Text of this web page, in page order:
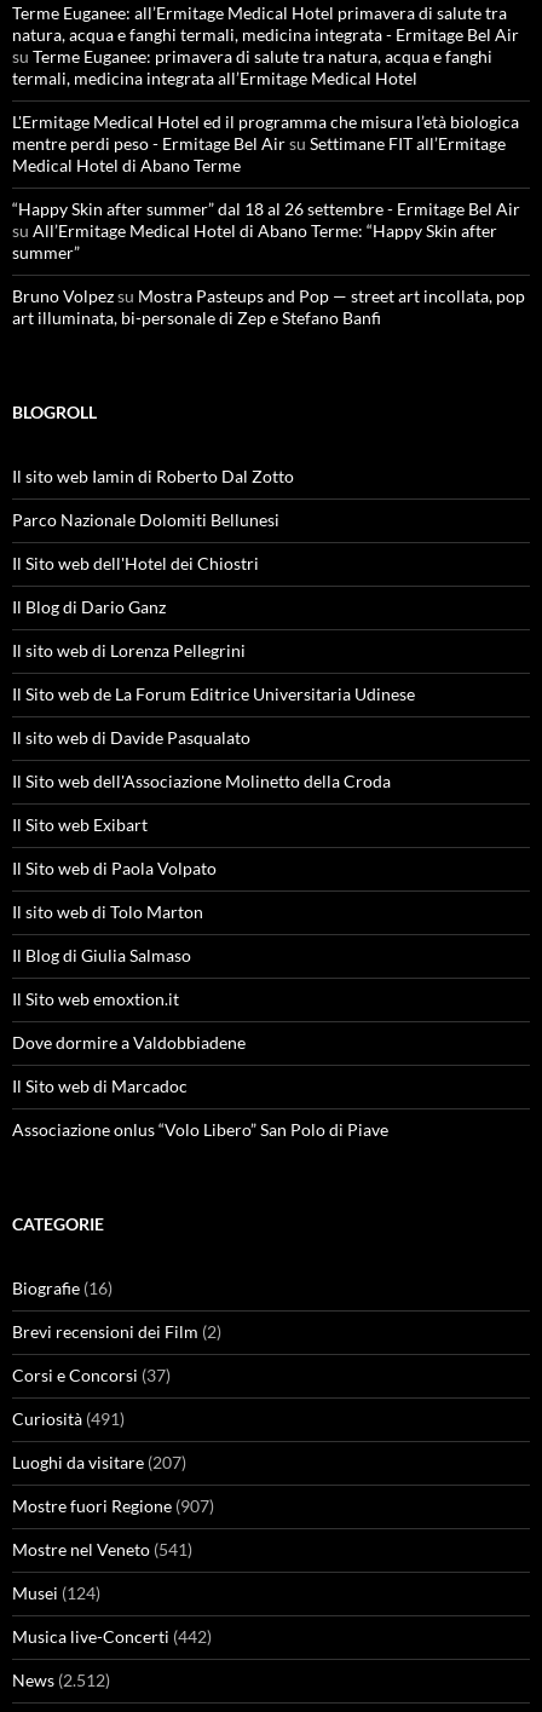
Terme Euganee: all’Ermitage Medical Hotel primavera di salute tra
natura, acqua e fanghi termali, medicina integrata - Ermitage Bel Air
su Terme Euganee: primavera di salute tra natura, acqua e fanghi
termali, medicina integrata all’Ermitage Medical Hotel
L'Ermitage Medical Hotel ed il programma che misura l’età biologica
mentre perdi peso - Ermitage Bel Airsu Settimane FIT all’Ermitage
Medical Hotel di Abano Terme
“Happy Skin after summer” dal 18 al 26 settembre - Ermitage Bel Air
su All’Ermitage Medical Hotel di Abano Terme: “Happy Skin after
summer”
Bruno Volpezsu Mostra Pasteups and Pop — street art incollata, pop
art illuminata, bi-personale di Zep e Stefano Banfi
BLOGROLL
Il sito web Iamin di Roberto Dal Zotto
Parco Nazionale Dolomiti Bellunesi
Il Sito web dell'Hotel dei Chiostri
Il Blog di Dario Ganz
Il sito web di Lorenza Pellegrini
Il Sito web de La Forum Editrice Universitaria Udinese
Il sito web di Davide Pasqualato
Il Sito web dell'Associazione Molinetto della Croda
Il Sito web Exibart
Il Sito web di Paola Volpato
Il sito web di Tolo Marton
Il Blog di Giulia Salmaso
Il Sito web emoxtion.it
Dove dormire a Valdobbiadene
Il Sito web di Marcadoc
Associazione onlus “Volo Libero” San Polo di Piave
CATEGORIE
Biografie (16)
Brevi recensioni dei Film (2)
Corsi e Concorsi (37)
Curiosità (491)
Luoghi da visitare (207)
Mostre fuori Regione (907)
Mostre nel Veneto (541)
Musei (124)
Musica live-Concerti (442)
News (2.512)